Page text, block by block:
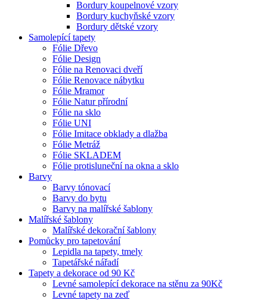
Bordury koupelnové vzory
Bordury kuchyňské vzory
Bordury dětské vzory
Samolepící tapety
Fólie Dřevo
Fólie Design
Fólie na Renovaci dveří
Fólie Renovace nábytku
Fólie Mramor
Fólie Natur přírodní
Fólie na sklo
Fólie UNI
Fólie Imitace obklady a dlažba
Fólie Metráž
Fólie SKLADEM
Fólie protisluneční na okna a sklo
Barvy
Barvy tónovací
Barvy do bytu
Barvy na malířské šablony
Malířské šablony
Malířské dekorační šablony
Pomůcky pro tapetování
Lepidla na tapety, tmely
Tapetářské nářadí
Tapety a dekorace od 90 Kč
Levné samolepící dekorace na stěnu za 90Kč
Levné tapety na zeď